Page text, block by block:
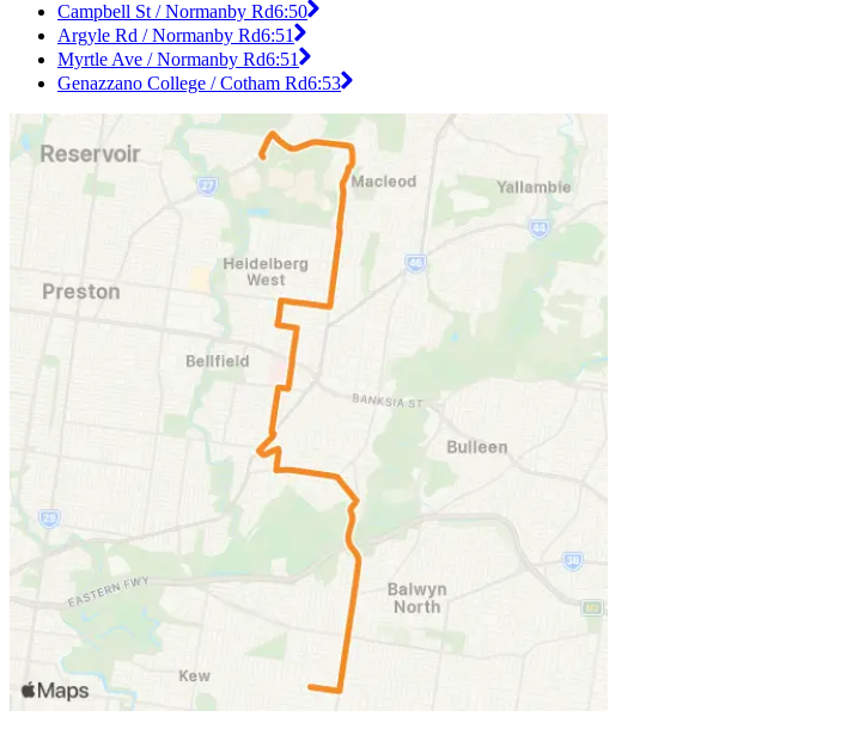
Campbell St / Normanby Rd6:50
Argyle Rd / Normanby Rd6:51
Myrtle Ave / Normanby Rd6:51
Genazzano College / Cotham Rd6:53